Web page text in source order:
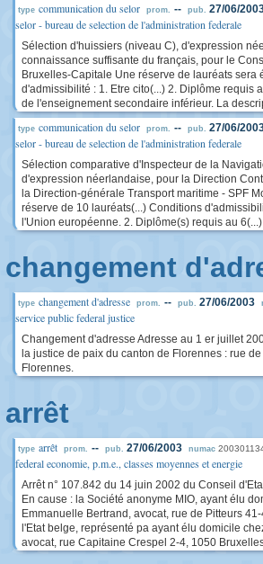
type communication du selor prom. -- pub. 27/06/
selor - bureau de selection de l'administration federale
Sélection d'huissiers (niveau C), d'expression
connaissance suffisante du français, pour le
Bruxelles-Capitale Une réserve de lauréats sera
d'admissibilité : 1. Etre cito(...) 2. Diplôme requis
de l'enseignement secondaire inférieur. La
type communication du selor prom. -- pub. 27/06/
selor - bureau de selection de l'administration federale
Sélection comparative d'Inspecteur de la
d'expression néerlandaise, pour la Direction
la Direction-générale Transport maritime - SPF
réserve de 10 lauréats(...) Conditions
l'Union européenne. 2. Diplôme(s) requis au 6(...)
changement
type changement d'adresse prom. -- pub. 27/06/2003
service public federal justice
Changement d'adresse Adresse au 1 er juillet
la justice de paix du canton de Florennes : rue
Florennes.
arrêt
type arrêt prom. -- pub. 27/06/2003 numac
federal economie, p.m.e., classes moyennes et energie
Arrêt n° 107.842 du 14 juin 2002 du Conseil
En cause : la Société anonyme MIO, ayant élu
Emmanuelle Bertrand, avocat, rue de Pitteurs
l'Etat belge, représenté pa ayant élu domicile
avocat, rue Capitaine Crespel 2-4, 1050